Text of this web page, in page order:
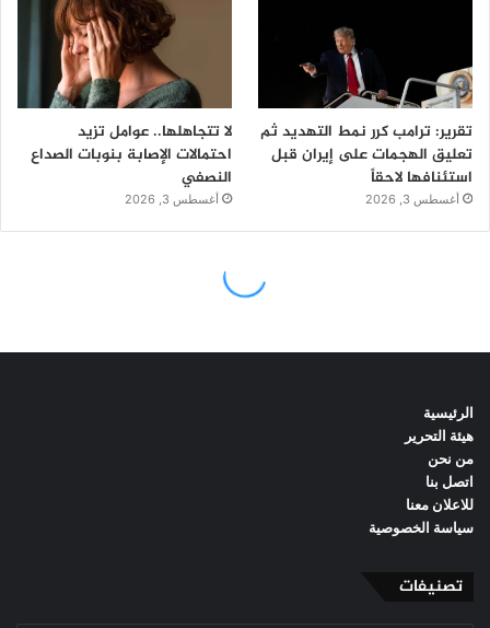
الرئيسية
هيئة التحرير
من نحن
اتصل بنا
للاعلان معنا
سياسة الخصوصية
تصنيفات